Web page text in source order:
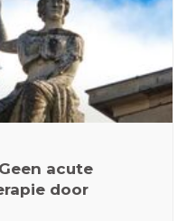
acute
door